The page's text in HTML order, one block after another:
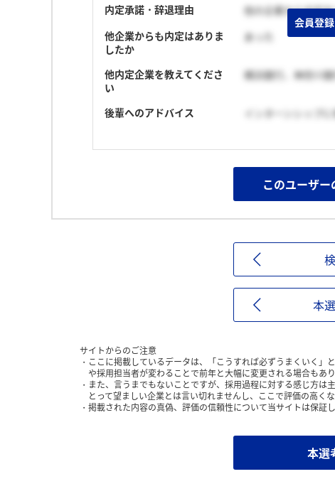
内定承諾・辞退理由
他の企業から内定
他企業からも内定はありま
したか
あった
他内定企業を教えてくださ
い
横浜銀行、神奈川銀
後輩へのアドバイス インターンシップ
会員登
このユーザ
本
サイトからのご注意
ここに掲載しているデータは、「こうすれば必ずうまくいく
や採用担当者が変わることで前年と大幅に変更される場合もあり
また、言うまでもないことですが、採用過程に対する感じ方
とって望ましい企業とは言い切れませんし、ここで評価の高く
掲載された内容の真偽、評価の信頼性について当サイトは保証
本選